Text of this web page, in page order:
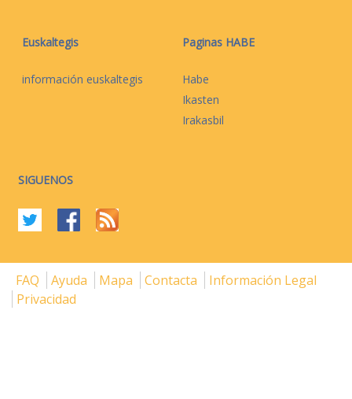
Euskaltegis
información euskaltegis
Paginas HABE
Habe
Ikasten
Irakasbil
SIGUENOS
FAQ Ayuda Mapa Contacta
Información Legal
Privacidad